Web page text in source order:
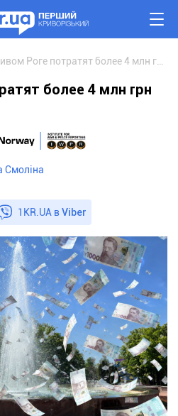
более 4 млн грн
Смоліна
1KR.UA вViber